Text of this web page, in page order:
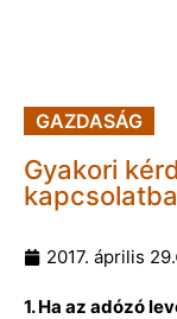
GAZDASÁG
Gyakori
2017. április 29.
1. Ha az adózó